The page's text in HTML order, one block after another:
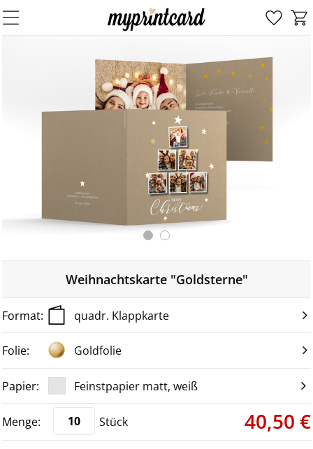
Weihnachtskarte "Goldsterne"
quadr. Klappkarte
Goldfolie
Feinstpapier matt, weiß
Stück 40,50 €